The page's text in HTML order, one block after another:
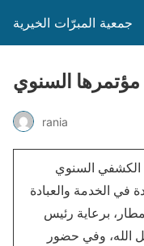
جمعية المبرّات الخيرية
السنوي
rania
الكشفي السنوي
في الخدمة والعبادة
برعاية رئيس
الله، وفي حضور